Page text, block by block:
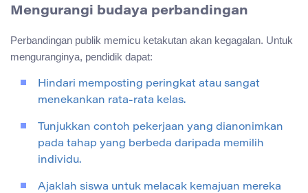
Mengurangi budaya perbandingan
Perbandingan publik memicu ketakutan akan kegagalan. Untuk
menguranginya, pendidik dapat:
Hindari memposting peringkat atau sangat
menekankan rata-rata kelas.
Tunjukkan contoh pekerjaan yang dianonimkan
pada tahap yang berbeda daripada memilih
individu.
Ajaklah siswa untuk melacak kemajuan mereka